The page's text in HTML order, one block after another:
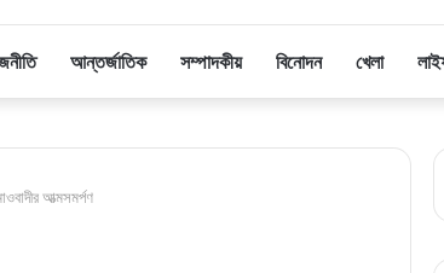
আন্তর্জাতিক সম্পাদকীয় বিনোদন খেলা
আত্মসমর্পণ